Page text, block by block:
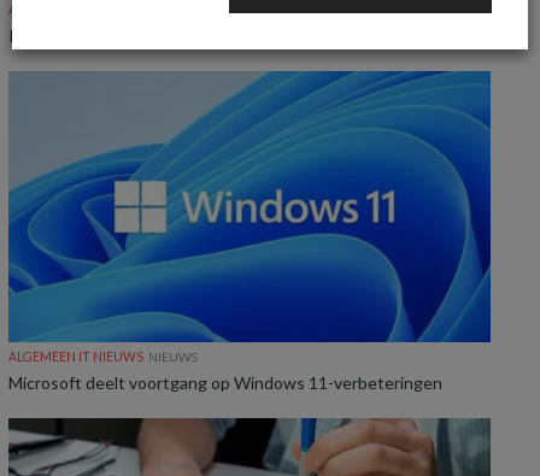
ALGEMEEN IT NIEUWS
KnowBe4 voegt Claude-ondersteuning toe aan Agent Risk Manager
ALGEMEEN IT NIEUWS NIEUWS
Microsoft deelt voortgang op Windows 11-verbeteringen